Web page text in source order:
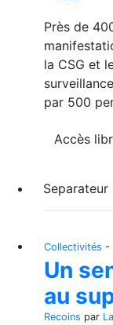
Près de
la CSG et
par 500
Accès
Separateur
Collectivités -
Un
au
Recoins par